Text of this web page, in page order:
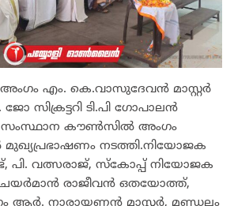
എം. കെ.വാസുദേവൻ മാസ്റ്റർ
സിക്രട്ടറി ടി.പി ഗോപാലൻ
സംസ്ഥാന കൗൺസിൽ അംഗം
മുഖ്യപ്രഭാഷണം നടത്തി.നിയോജക
പി. വത്സരാജ്, സ്കോപ്പ് നിയോജക
രാജീവൻ ഒതയോത്ത്,
ആർ. നാരായണൻ മാസ്റ്റർ, മണ്ഡലം